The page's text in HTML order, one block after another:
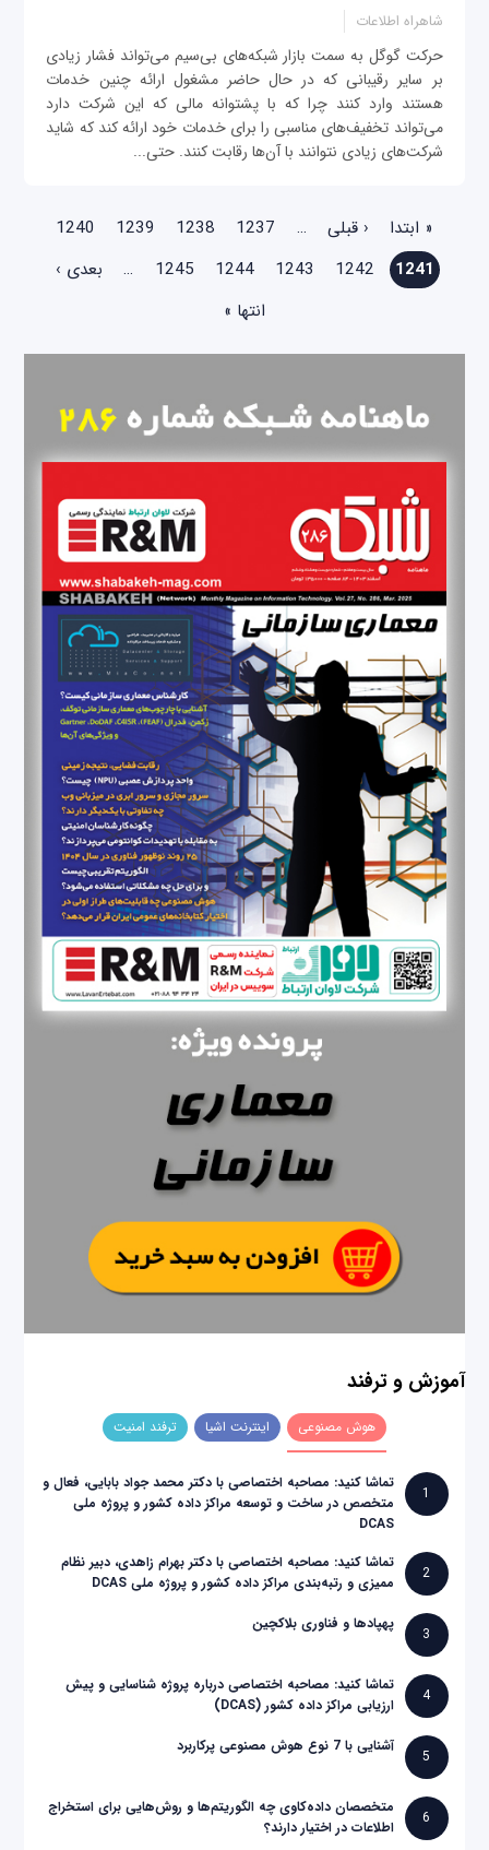
شاهراه اطلاعات
حرکت گوگل به سمت بازار شبکه‌های بی‌سیم می‌تواند فشار زیادی
بر سایر رقیبانی که در حال حاضر مشغول ارائه چنین خدمات
هستند وارد کنند چرا که با پشتوانه مالی که این شرکت دارد
می‌تواند تخفیف‌های مناسبی را برای خدمات خود ارائه کند که شاید
شرکت‌های زیادی نتوانند با آن‌ها رقابت کنند. حتی...
صفحه‌ها
« ابتدا ‹ قبلی …
1237
1238
1239
1240
1241
1242
1243
1244
1245
…
بعدی ›
انتها »
آموزش و ترفند
هوش مصنوعی اینترنت اشیا ترفند امنیت
1
تماشا کنید: مصاحبه اختصاصی با دکتر محمد جواد بابایی، فعال و
متخصص در ساخت و توسعه مراکز داده کشور و پروژه ملی
DCAS
2
تماشا کنید: مصاحبه اختصاصی با دکتر بهرام زاهدی، دبیر نظام
ممیزی و رتبه‌بندی مراکز داده کشور و پروژه ملی DCAS
3
پهپادها و فناوری بلاکچین
4
تماشا کنید: مصاحبه اختصاصی درباره پروژه شناسایی و پیش
ارزیابی مراکز داده کشور (DCAS)
5
آشنایی با 7 نوع هوش مصنوعی پرکاربرد
6
متخصصان داده‌کاوی چه الگوریتم‌ها و روش‌هایی برای استخراج
اطلاعات در اختیار دارند؟